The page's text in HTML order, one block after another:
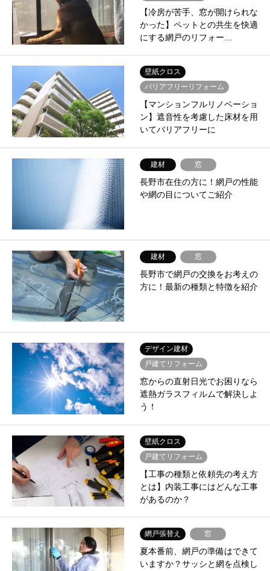
【冷房が苦手、窓が開けられな
かった】ペットとの共生を快適
にする網戸のリフォー…
壁紙クロス
バリアフリーリフォーム
【マンションフルリノベーショ
ン】遮音性を考慮した床材を用
いてバリアフリーに
建材 窓
長野市在住の方に！網戸の性能
や網の目についてご紹介
建材 窓
長野市で網戸の交換をお考えの
方に！最新の種類と特徴を紹介
デザイン建材
戸建てリフォーム
窓からの直射日光でお困りなら
遮熱ガラスフィルムで解決しよ
う！
壁紙クロス
戸建てリフォーム
【工事の種類と依頼先の考え方
とは】内装工事にはどんな工事
があるのか？
網戸張替え 窓
夏本番前、網戸の準備はできて
いますか？サッシと網を点検し